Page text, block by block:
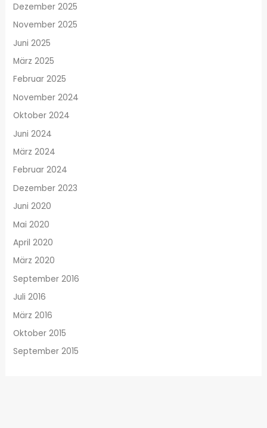
Dezember 2025
November 2025
Juni 2025
März 2025
Februar 2025
November 2024
Oktober 2024
Juni 2024
März 2024
Februar 2024
Dezember 2023
Juni 2020
Mai 2020
April 2020
März 2020
September 2016
Juli 2016
März 2016
Oktober 2015
September 2015